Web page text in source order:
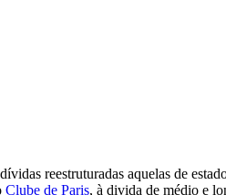
reestruturadas aquelas de
Clube de Paris, à divida de médio e